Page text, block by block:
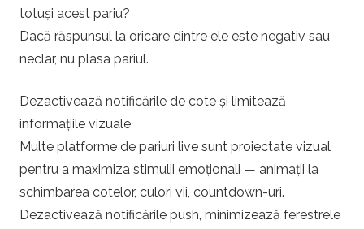
totuși acest pariu?
Dacă răspunsul la oricare dintre ele este negativ sau
neclar, nu plasa pariul.
Dezactivează notificările de cote și limitează
informațiile vizuale
Multe platforme de pariuri live sunt proiectate vizual
pentru a maximiza stimulii emoționali — animații la
schimbarea cotelor, culori vii, countdown-uri.
Dezactivează notificările push, minimizează ferestrele